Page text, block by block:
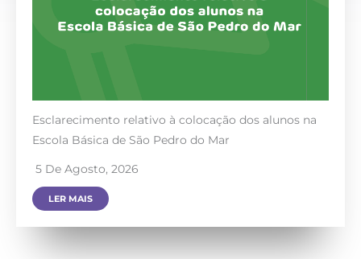
Esclarecimento relativo à colocação dos alunos na
Escola Básica de São Pedro do Mar
5 De Agosto, 2026
LER MAIS